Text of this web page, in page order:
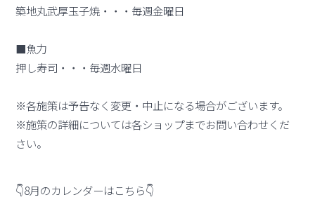
築地丸武厚玉子焼・・・毎週金曜日
■魚力
押し寿司・・・毎週水曜日
※各施策は予告なく変更・中止になる場合がございます。
※施策の詳細については各ショップまでお問い合わせくだ
さい。
👇8月のカレンダーはこちら👇